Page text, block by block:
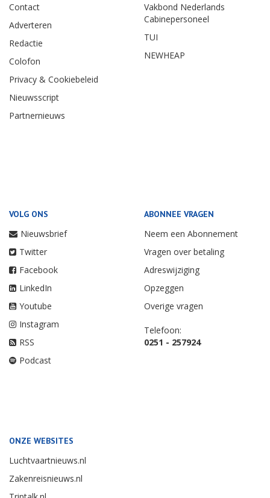
Contact
Adverteren
Redactie
Colofon
Privacy & Cookiebeleid
Nieuwsscript
Partnernieuws
Vakbond Nederlands
Cabinepersoneel
TUI
NEWHEAP
VOLG ONS
Nieuwsbrief
Twitter
Facebook
LinkedIn
Youtube
Instagram
RSS
Podcast
ABONNEE VRAGEN
Neem een Abonnement
Vragen over betaling
Adreswijziging
Opzeggen
Overige vragen
Telefoon:
0251 - 257924
ONZE WEBSITES
Luchtvaartnieuws.nl
Zakenreisnieuws.nl